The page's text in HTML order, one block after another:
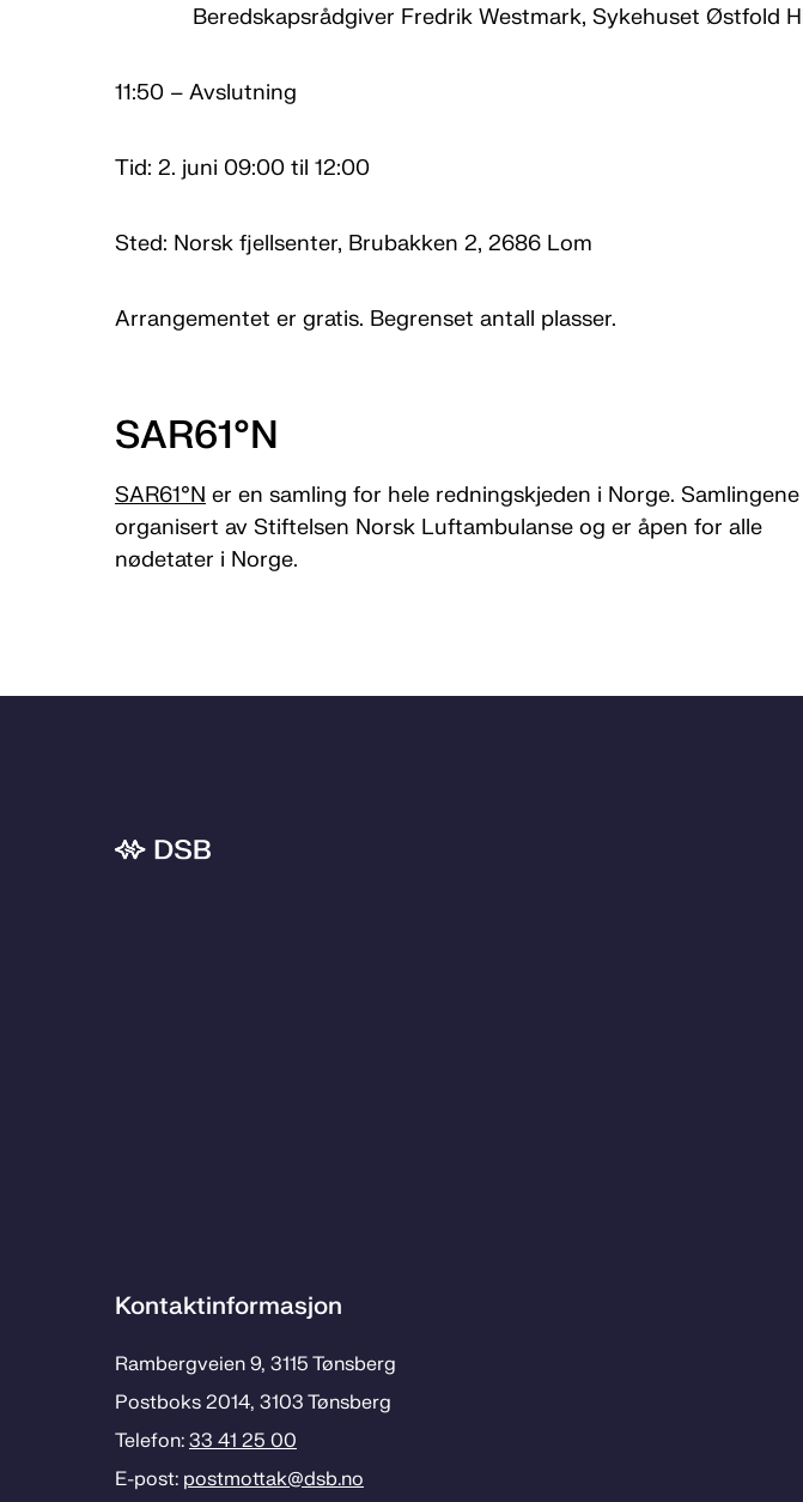
Beredskapsrådgiver Fredrik Westmark, Sykehuset Østfold
11:50 – Avslutning
Tid: 2. juni 09:00 til 12:00
Sted: Norsk fjellsenter, Brubakken 2, 2686 Lom
Arrangementet er gratis. Begrenset antall plasser.
SAR61°N
SAR61°N er en samling for hele redningskjeden i Norge.
organisert av Stiftelsen Norsk Luftambulanse og er åpen for alle
nødetater i Norge.
Kontaktinformasjon
Rambergveien 9, 3115 Tønsberg
Postboks 2014, 3103 Tønsberg
Telefon: 33 41 25 00
E-post: postmottak­@dsb.no